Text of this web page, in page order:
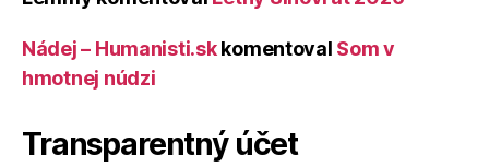
Nádej – Humanisti.skkomentoval Som v
hmotnej núdzi
Transparentný účet